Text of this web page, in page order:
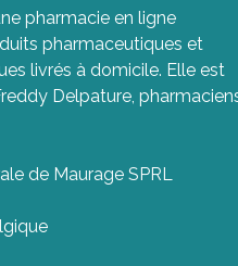
pharmacie en ligne
pharmaceutiques et
livrés à domicile. Elle est
Delpature,
de Maurage SPRL